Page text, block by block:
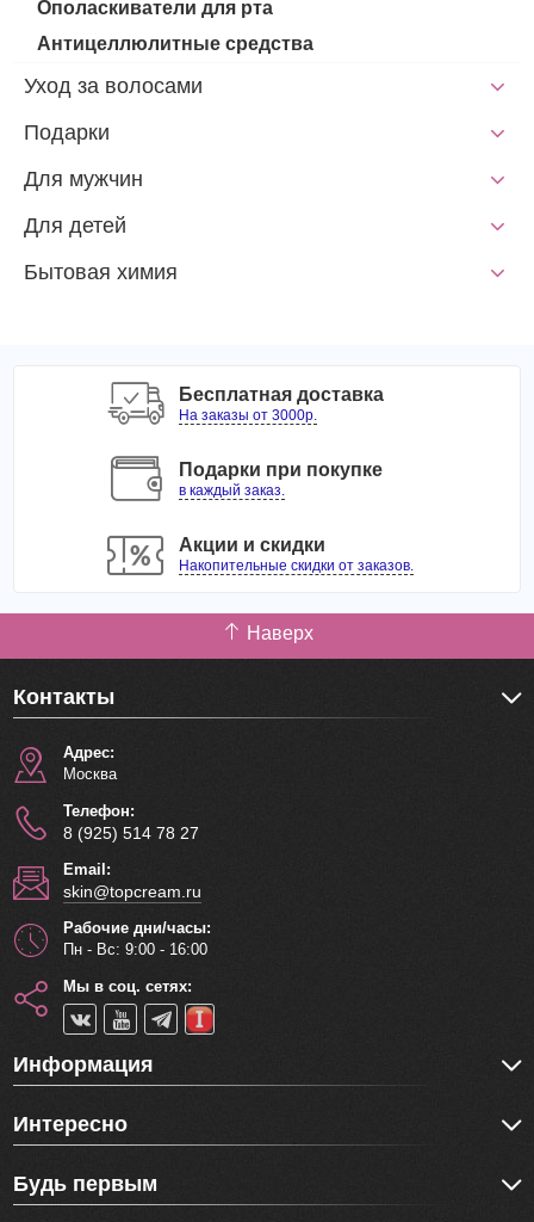
Ополаскиватели для рта
Антицеллюлитные средства
Уход за волосами
Подарки
Для мужчин
Для детей
Бытовая химия
Бесплатная доставка
На заказы от 3000р.
Подарки при покупке
в каждый заказ.
Акции и скидки
Накопительные скидки от заказов.
Наверх
Контакты
Адрес:
Москва
Телефон:
8 (925) 514 78 27
Email:
skin@topcream.ru
Рабочие дни/часы:
Пн - Вс: 9:00 - 16:00
Мы в соц. сетях:
Информация
Интересно
Будь первым